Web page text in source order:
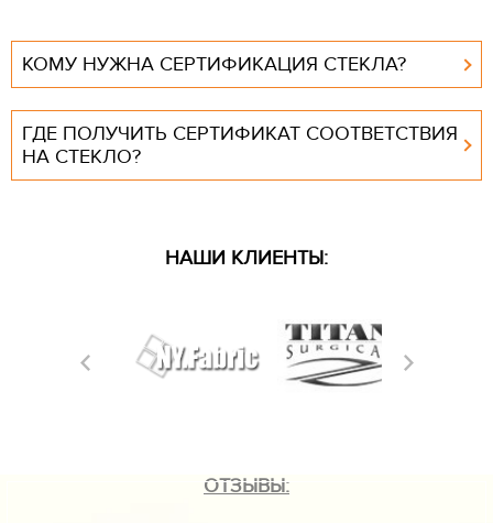
КОМУ НУЖНА СЕРТИФИКАЦИЯ СТЕКЛА?
ГДЕ ПОЛУЧИТЬ СЕРТИФИКАТ СООТВЕТСТВИЯ
НА СТЕКЛО?
НАШИ КЛИЕНТЫ:
ОТЗЫВЫ: